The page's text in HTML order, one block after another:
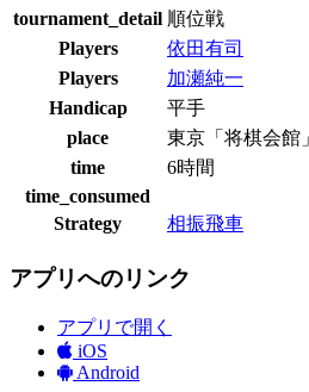
tournament_detail 順位戦
Players
依田有司
Players
加瀬純一
Handicap
平手
place
東京「将棋会館」
time
6時間
time_consumed
Strategy
相振飛車
アプリへのリンク
アプリで開く
iOS
Android